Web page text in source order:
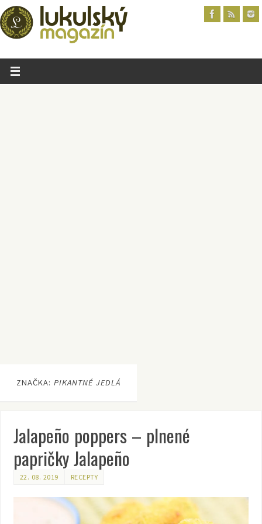
ZNAČKA: PIKANTNÉ JEDLÁ
Jalapeño poppers – plnené
papričky Jalapeño
22. 08. 2019 RECEPTY